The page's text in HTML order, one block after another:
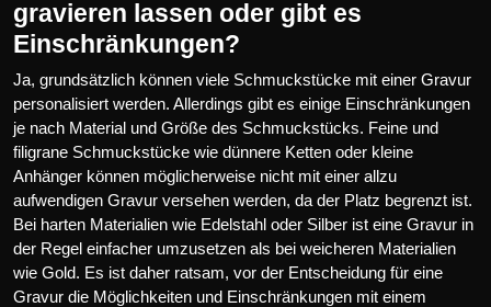
gravieren lassen oder gibt es
Einschränkungen?
Ja, grundsätzlich können viele Schmuckstücke mit einer Gravur
personalisiert werden. Allerdings gibt es einige Einschränkungen
je nach Material und Größe des Schmuckstücks. Feine und
filigrane Schmuckstücke wie dünnere Ketten oder kleine
Anhänger können möglicherweise nicht mit einer allzu
aufwendigen Gravur versehen werden, da der Platz begrenzt ist.
Bei harten Materialien wie Edelstahl oder Silber ist eine Gravur in
der Regel einfacher umzusetzen als bei weicheren Materialien
wie Gold. Es ist daher ratsam, vor der Entscheidung für eine
Gravur die Möglichkeiten und Einschränkungen mit einem